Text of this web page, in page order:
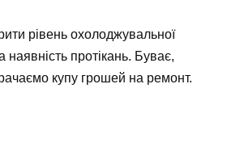
рівень охолоджувальної
наявність протікань. Буває,
купу грошей на ремонт.